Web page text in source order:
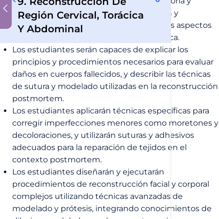
Región Cervical, Torácica
Y Abdominal
evolución de las técnicas de restauración y
reconstrucción postmortem, así como los aspectos
éticos y legales relevantes en esta práctica.
Los estudiantes serán capaces de explicar los
principios y procedimientos necesarios para evaluar
daños en cuerpos fallecidos, y describir las técnicas
de sutura y modelado utilizadas en la reconstrucción
postmortem.
Los estudiantes aplicarán técnicas específicas para
corregir imperfecciones menores como moretones y
decoloraciones, y utilizarán suturas y adhesivos
adecuados para la reparación de tejidos en el
contexto postmortem.
Los estudiantes diseñarán y ejecutarán
procedimientos de reconstrucción facial y corporal
complejos utilizando técnicas avanzadas de
modelado y prótesis, integrando conocimientos de